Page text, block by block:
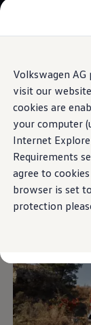
Volkswagen
visit our
cookies are
your computer
Internet
Requirements
agree to
browser is set
protection
contenido
principal
a pie
de
página
Modelos y
Contáctanos
Marca y
Latin
Tengo un
Noticias
para